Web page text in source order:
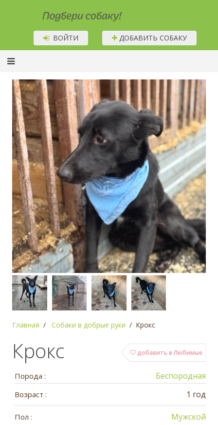
Подбери собаку!
ВОЙТИ ДОБАВИТЬ СОБАКУ
Главная Собаки в добрые руки Крокс
добавить в Любимые
Крокс
Порода : Беспородная
Возраст : 1 год
Пол : Мужской